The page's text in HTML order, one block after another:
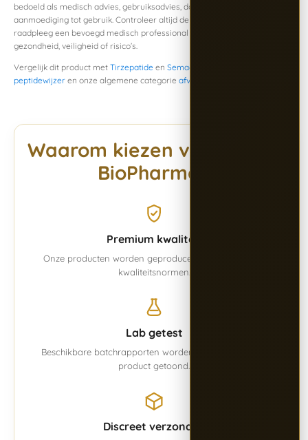
bedoeld als medisch advies, gebruiksadvies, doseringsadvies of
aanmoediging tot gebruik. Controleer altijd de wetgeving in uw land en
raadpleeg een bevoegd medisch professional bij vragen over
gezondheid, veiligheid of risico’s.
Vergelijk dit product met Tirzepatide en Semaglutide
peptidewijzer en onze algemene categorie afvallen
Waarom kiezen voor Alpha
BioPharma?
Premium kwaliteit
Onze producten worden geproduceerd volgens vaste
kwaliteitsnormen.
Lab getest
Beschikbare batchrapporten worden overzichtelijk per
product getoond.
Discreet verzonden